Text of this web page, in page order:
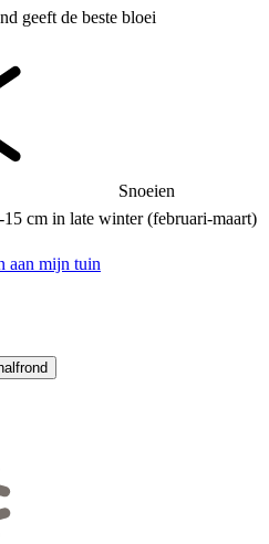
geeft de beste bloei
Snoeien
cm in late winter (februari-maart)
aan mijn tuin